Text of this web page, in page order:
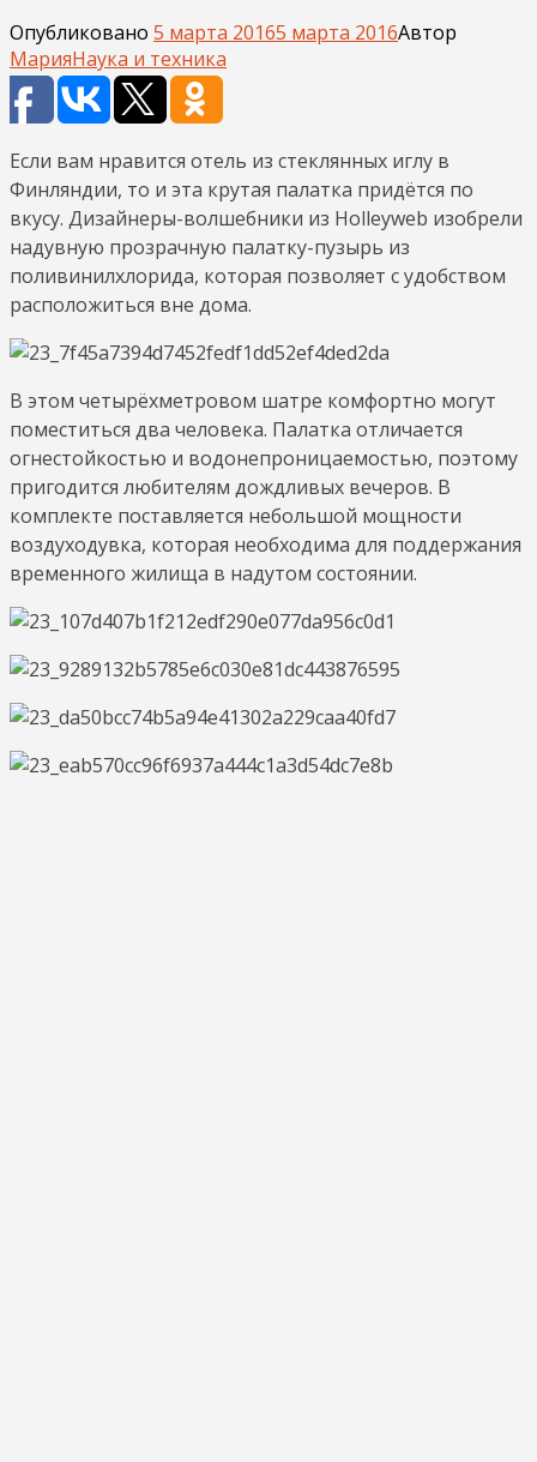
Опубликовано 5 марта 20165 марта 2016Автор
МарияНаука и техника
Если вам нравится отель из стеклянных иглу в
Финляндии, то и эта крутая палатка придётся по
вкусу. Дизайнеры-волшебники из Holleyweb изобрели
надувную прозрачную палатку-пузырь из
поливинилхлорида, которая позволяет с удобством
расположиться вне дома.
В этом четырёхметровом шатре комфортно могут
поместиться два человека. Палатка отличается
огнестойкостью и водонепроницаемостью, поэтому
пригодится любителям дождливых вечеров. В
комплекте поставляется небольшой мощности
воздуходувка, которая необходима для поддержания
временного жилища в надутом состоянии.